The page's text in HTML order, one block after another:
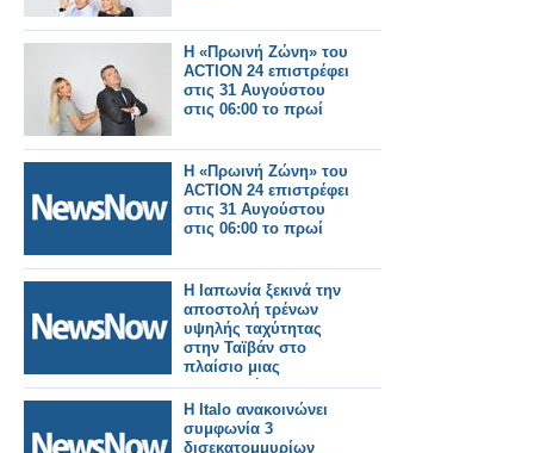
Η «Πρωινή Ζώνη» του
ACTION 24 επιστρέφει
στις 31 Αυγούστου
στις 06:00 το πρωί
Η «Πρωινή Ζώνη» του
ACTION 24 επιστρέφει
στις 31 Αυγούστου
στις 06:00 το πρωί
Η Ιαπωνία ξεκινά την
αποστολή τρένων
υψηλής ταχύτητας
στην Ταϊβάν στο
πλαίσιο μιας
σημαντικής
σιδηροδρομικής
παραγγελίας.
Η Italo ανακοινώνει
συμφωνία 3
δισεκατομμυρίων